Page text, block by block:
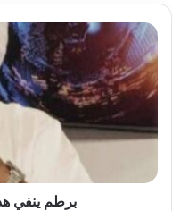
برطم
ينفي
هذه
الشائعة
كباشي
برطم ينفي